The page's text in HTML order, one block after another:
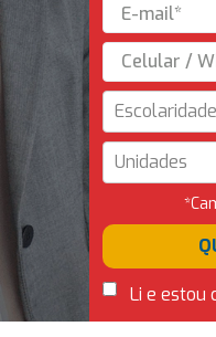
Escolaridade
Unidades
Li e estou